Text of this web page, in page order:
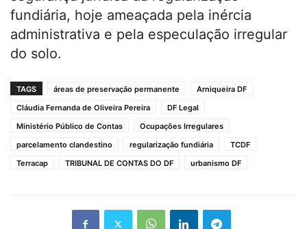
fundiária, hoje ameaçada pela inércia
administrativa e pela especulação irregular
do solo.
TAGS áreas de preservação permanente
Arniqueira DF
Cláudia Fernanda de Oliveira Pereira
DF Legal
Ministério Público de Contas
Ocupações Irregulares
parcelamento clandestino
regularização fundiária
TCDF
Terracap
TRIBUNAL DE CONTAS DO DF urbanismo DF